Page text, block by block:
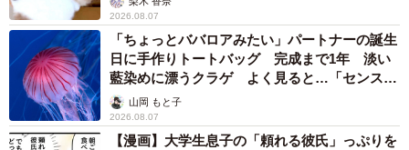
2026.08.07
「ちょっとババロアみたい」パートナーの誕生
日に手作りトートバッグ 完成まで1年 淡い
藍染めに漂うクラゲ よく見ると…「センスす
ごい」山岡 もと子
2026.08.07
【漫画】大学生息子の「頼れる彼氏」っぷりを